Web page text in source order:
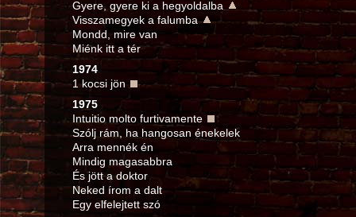
Gyere, gyere ki a hegyoldalba
Visszamegyek a falumba
Mondd, mire van
Miénk itt a tér
1974
1 kocsi jön
1975
Intuitio molto furtivamente
Szólj rám, ha hangosan énekelek
Arra mennék én
Mindig magasabbra
És jött a doktor
Neked írom a dalt
Egy elfelejtett szó